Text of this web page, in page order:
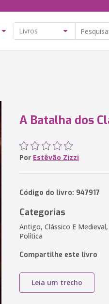
A Batalha dos
Por Estêvão Zizzi
Código do livro: 947917
Categorias
Antigo, Clássico E
Política
Compartilhe este livro
Leia um trecho